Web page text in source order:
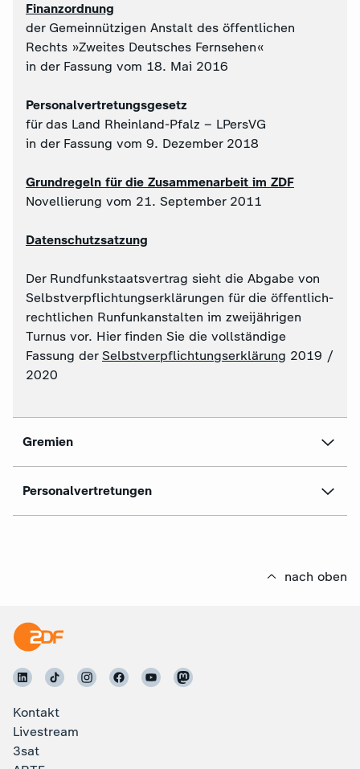
Finanzordnung
der Gemeinnützigen Anstalt des öffentlichen
Rechts »Zweites Deutsches Fernsehen«
in der Fassung vom 18. Mai 2016
Personalvertretungsgesetz
für das Land Rheinland-Pfalz – LPersVG
in der Fassung vom 9. Dezember 2018
Grundregeln für die Zusammenarbeit im ZDF
Novellierung vom 21. September 2011
Datenschutzsatzung
Der Rundfunkstaatsvertrag sieht die Abgabe von
Selbstverpflichtungserklärungen für die öffentlich-
rechtlichen Runfunkanstalten im zweijährigen
Turnus vor. Hier finden Sie die vollständige
Fassung der Selbstverpflichtungserklärung 2019 /
2020
Gremien
Personalvertretungen
nach oben
Kontakt
Livestream
3sat